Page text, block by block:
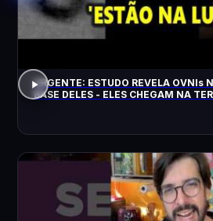
URGENTE: ESTUDO REVELA OVNIs
BASE DELES - ELES CHEGAM NA